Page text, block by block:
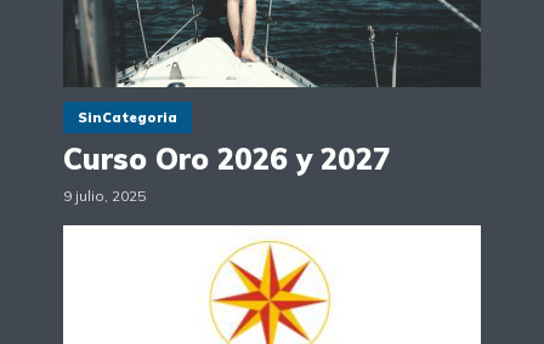
SinCategoria
Curso Oro 2026 y 2027
9 julio, 2025